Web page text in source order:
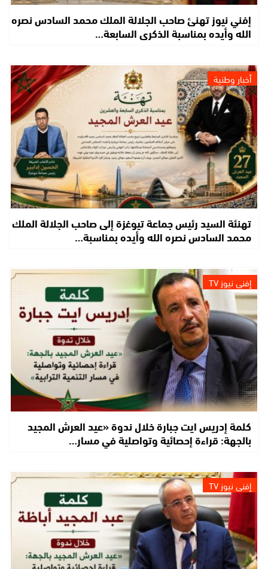
إفني نيوز تهنئ صاحب الجلالة الملك محمد السادس نصره
الله وأيده بمناسبة الذكرى السابعة…
أخبار وطنية
تهنئة السيد رئيس جماعة تيوغزة إلى صاحب الجلالة الملك
محمد السادس نصره الله وأيده بمناسبة…
إفني نيوز TV
كلمة إدريس ايت جبارة خلال ندوة «عيد العرش المجيد
بالجهة: قراءة إحصائية وتواصلية في مسار…
إفني نيوز TV